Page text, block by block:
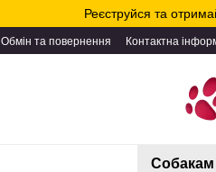
Реєструйся та
Обмін та повернення Контактна
Собакам